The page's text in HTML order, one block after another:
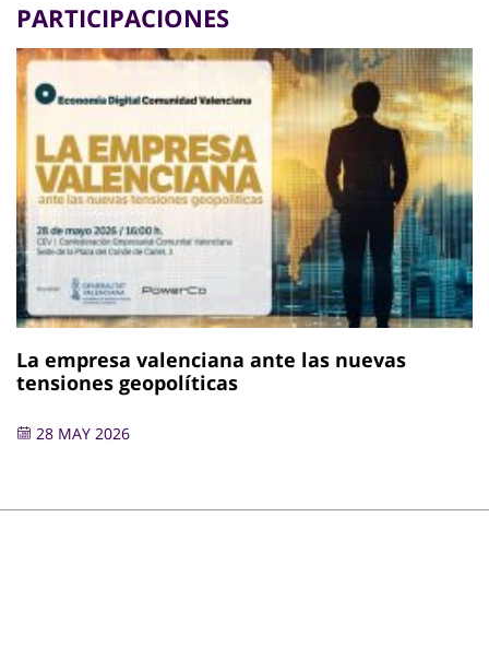
PARTICIPACIONES
La empresa valenciana ante las nuevas
tensiones geopolíticas
28 MAY 2026